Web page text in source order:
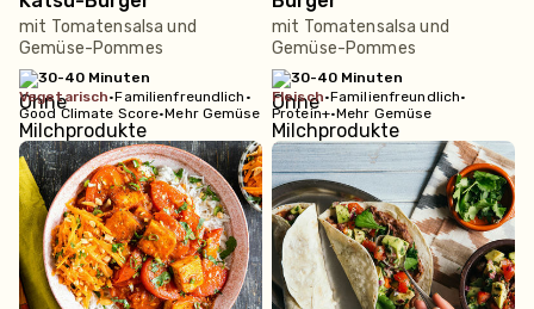
mit Tomatensalsa und
Gemüse-Pommes
30-40 Minuten
vegetarisch•Familienfreundlich •
Good Climate Score•Mehr Gemüse
mit Tomatensalsa und
Gemüse-Pommes
30-40 Minuten
fleisch•Familienfreundlich•
Protein+•Mehr Gemüse